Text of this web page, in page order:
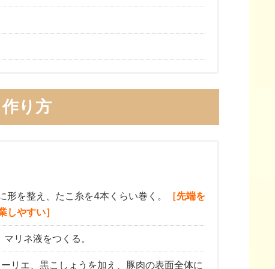
作り方
を整え、たこ糸を4本くらい巻く。
［先端を
やすい］
リネ液をつくる。
リエ、黒こしょうを加え、豚肉の表面全体に